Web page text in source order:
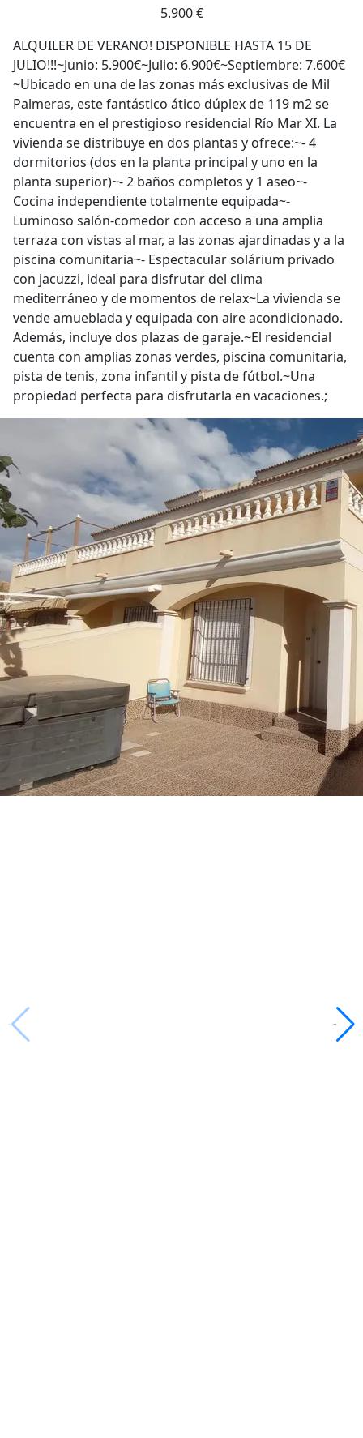
5.900 €
ALQUILER DE VERANO! DISPONIBLE HASTA 15 DE
JULIO!!!~Junio: 5.900€~Julio: 6.900€~Septiembre: 7.600€
~Ubicado en una de las zonas más exclusivas de Mil
Palmeras, este fantástico ático dúplex de 119 m2 se
encuentra en el prestigioso residencial Río Mar XI. La
vivienda se distribuye en dos plantas y ofrece:~- 4
dormitorios (dos en la planta principal y uno en la
planta superior)~- 2 baños completos y 1 aseo~-
Cocina independiente totalmente equipada~-
Luminoso salón-comedor con acceso a una amplia
terraza con vistas al mar, a las zonas ajardinadas y a la
piscina comunitaria~- Espectacular solárium privado
con jacuzzi, ideal para disfrutar del clima
mediterráneo y de momentos de relax~La vivienda se
vende amueblada y equipada con aire acondicionado.
Además, incluye dos plazas de garaje.~El residencial
cuenta con amplias zonas verdes, piscina comunitaria,
pista de tenis, zona infantil y pista de fútbol.~Una
propiedad perfecta para disfrutarla en vacaciones.;